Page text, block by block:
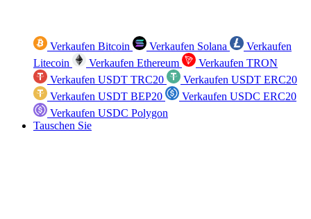
Verkaufen Bitcoin Verkaufen Solana
Verkaufen
Litecoin
Verkaufen Ethereum
Verkaufen TRON
Verkaufen USDT TRC20
Verkaufen USDT ERC20
Verkaufen USDT BEP20
Verkaufen USDC ERC20
Verkaufen USDC Polygon
Tauschen Sie